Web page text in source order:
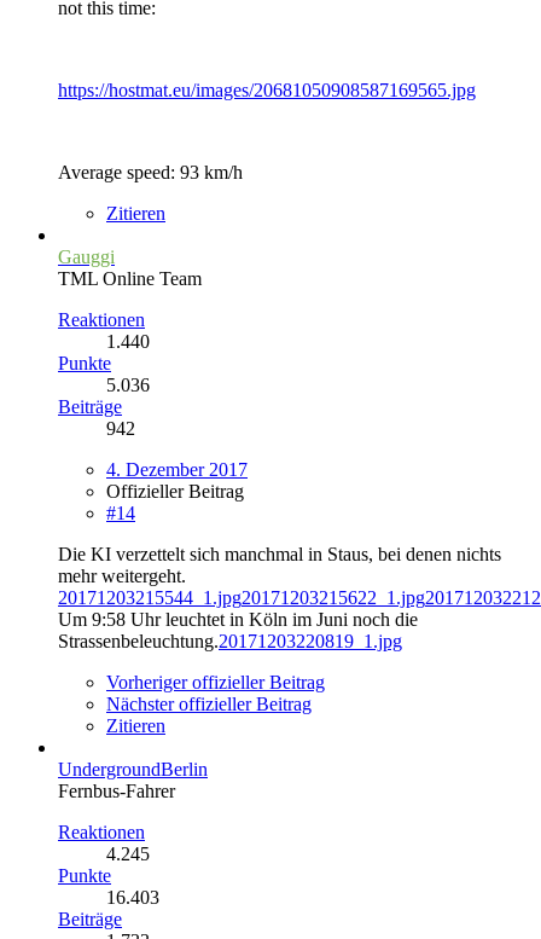
not this time:
https://hostmat.eu/images/20681050908587169565.jpg
Average speed: 93 km/h
Zitieren
Gauggi
TML Online Team
Reaktionen
1.440
Punkte
5.036
Beiträge
942
4. Dezember 2017
Offizieller Beitrag
#14
Die KI verzettelt sich manchmal in Staus, bei denen nichts
mehr weitergeht.
20171203215544_1.jpg20171203215622_1.jpg
Um 9:58 Uhr leuchtet in Köln im Juni noch die
Strassenbeleuchtung.20171203220819_1.jpg
Vorheriger offizieller Beitrag
Nächster offizieller Beitrag
Zitieren
UndergroundBerlin
Fernbus-Fahrer
Reaktionen
4.245
Punkte
16.403
Beiträge